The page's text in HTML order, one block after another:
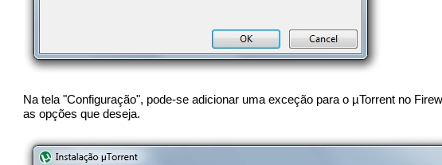
Na tela "Configuração", pode-se adicionar uma exceção para o µTorrent no
as opções que deseja.